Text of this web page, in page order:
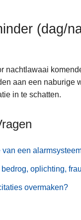
(dag/
nachtlawaai
aan een naburige
in te schatten.
een
oplichting,
overmaken?